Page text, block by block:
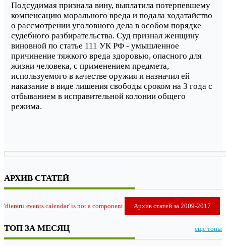
Подсудимая признала вину, выплатила потерпевшему
компенсацию морального вреда и подала ходатайство
о рассмотрении уголовного дела в особом порядке
судебного разбирательства. Суд признал женщину
виновной по статье 111 УК РФ - умышленное
причинение тяжкого вреда здоровью, опасного для
жизни человека, с применением предмета,
используемого в качестве оружия и назначил ей
наказание в виде лишения свободы сроком на 3 года с
отбыванием в исправительной колонии общего
режима.
АРХИВ СТАТЕЙ
'dieraru:events.calendar' is not a component Архив статей за 2009-2017
ТОП ЗА МЕСЯЦ еще топы